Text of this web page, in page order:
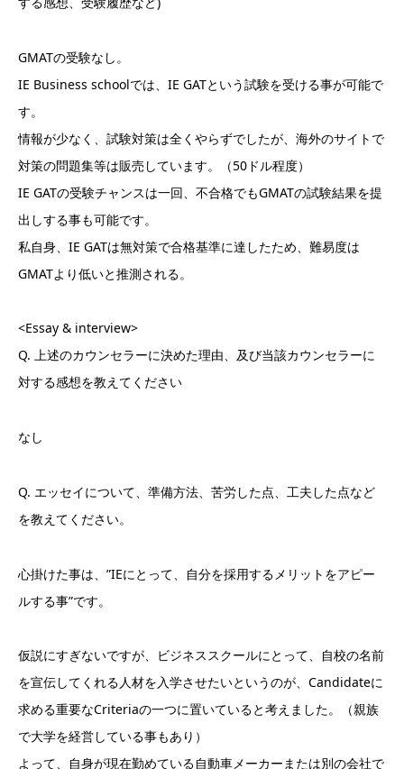
GMATの受験なし。
IE Business schoolでは、IE GATという試験を受ける事が可能で
す。
情報が少なく、試験対策は全くやらずでしたが、海外のサイトで
対策の問題集等は販売しています。（50ドル程度）
IE GATの受験チャンスは一回、不合格でもGMATの試験結果を提
出しする事も可能です。
私自身、IE GATは無対策で合格基準に達したため、難易度は
GMATより低いと推測される。
<Essay & interview>
Q. 上述のカウンセラーに決めた理由、及び当該カウンセラーに
対する感想を教えてください
なし
Q. エッセイについて、準備方法、苦労した点、工夫した点など
を教えてください。
心掛けた事は、”IEにとって、自分を採用するメリットをアピー
ルする事”です。
仮説にすぎないですが、ビジネススクールにとって、自校の名前
を宣伝してくれる人材を入学させたいというのが、Candidateに
求める重要なCriteriaの一つに置いていると考えました。（親族
で大学を経営している事もあり）
よって、自身が現在勤めている自動車メーカーまたは別の会社で